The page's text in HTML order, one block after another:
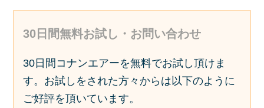
30日間無料お試し・お問い合わせ
30日間コナンエアーを無料でお試し頂けま
す。お試しをされた方々からは以下のように
ご好評を頂いています。